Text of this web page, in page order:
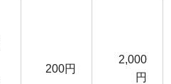
200円
2,000
円